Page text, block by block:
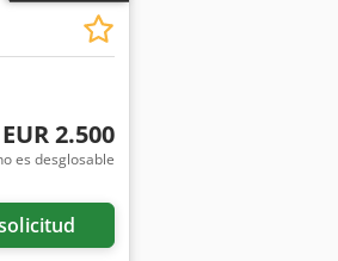
la industria
EUR 2.500
es desglosable